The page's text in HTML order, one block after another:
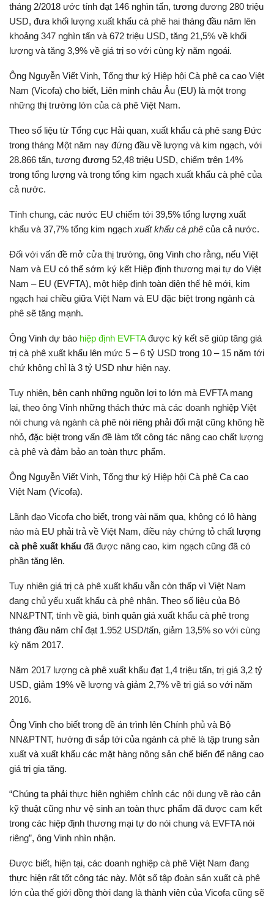
tháng 2/2018 ước tính đạt 146 nghìn tấn, tương đương 280 triệu
USD, đưa khối lượng xuất khẩu cà phê hai tháng đầu năm lên
khoảng 347 nghìn tấn và 672 triệu USD, tăng 21,5% về khối
lượng và tăng 3,9% về giá trị so với cùng kỳ năm ngoái.
Ông Nguyễn Viết Vinh, Tổng thư ký Hiệp hội Cà phê ca cao Việt
Nam (Vicofa) cho biết, Liên minh châu Âu (EU) là một trong
những thị trường lớn của cà phê Việt Nam.
Theo số liệu từ Tổng cục Hải quan, xuất khẩu cà phê sang Đức
trong tháng Một năm nay đứng đầu về lượng và kim ngạch, với
28.866 tấn, tương đương 52,48 triệu USD, chiếm trên 14%
trong tổng lượng và trong tổng kim ngạch xuất khẩu cà phê của
cả nước.
Tính chung, các nước EU chiếm tới 39,5% tổng lượng xuất
khẩu và 37,7% tổng kim ngạch xuất khẩu cà phê của cả nước.
Đối với vấn đề mở cửa thị trường, ông Vinh cho rằng, nếu Việt
Nam và EU có thể sớm ký kết Hiệp định thương mại tự do Việt
Nam – EU (EVFTA), một hiệp định toàn diện thế hệ mới, kim
ngạch hai chiều giữa Việt Nam và EU đặc biệt trong ngành cà
phê sẽ tăng mạnh.
Ông Vinh dự báo hiệp định EVFTAđược ký kết sẽ giúp tăng giá
trị cà phê xuất khẩu lên mức 5 – 6 tỷ USD trong 10 – 15 năm tới
chứ không chỉ là 3 tỷ USD như hiện nay.
Tuy nhiên, bên cạnh những nguồn lợi to lớn mà EVFTA mang
lại, theo ông Vinh những thách thức mà các doanh nghiệp Việt
nói chung và ngành cà phê nói riêng phải đối mặt cũng không hề
nhỏ, đặc biệt trong vấn đề làm tốt công tác nâng cao chất lượng
cà phê và đảm bảo an toàn thực phẩm.
Ông Nguyễn Viết Vinh, Tổng thư ký Hiệp hội Cà phê Ca cao
Việt Nam (Vicofa).
Lãnh đạo Vicofa cho biết, trong vài năm qua, không có lô hàng
nào mà EU phải trả về Việt Nam, điều này chứng tỏ chất lượng
cà phê xuất khẩu đã được nâng cao, kim ngạch cũng đã có
phần tăng lên.
Tuy nhiên giá trị cà phê xuất khẩu vẫn còn thấp vì Việt Nam
đang chủ yếu xuất khẩu cà phê nhân. Theo số liệu của Bộ
NN&PTNT, tính về giá, bình quân giá xuất khẩu cà phê trong
tháng đầu năm chỉ đạt 1.952 USD/tấn, giảm 13,5% so với cùng
kỳ năm 2017.
Năm 2017 lượng cà phê xuất khẩu đạt 1,4 triệu tấn, trị giá 3,2 tỷ
USD, giảm 19% về lượng và giảm 2,7% về trị giá so với năm
2016.
Ông Vinh cho biết trong đề án trình lên Chính phủ và Bộ
NN&PTNT, hướng đi sắp tới của ngành cà phê là tập trung sản
xuất và xuất khẩu các mặt hàng nông sản chế biến để nâng cao
giá trị gia tăng.
“Chúng ta phải thực hiện nghiêm chỉnh các nội dung về rào cản
kỹ thuật cũng như vệ sinh an toàn thực phẩm đã được cam kết
trong các hiệp định thương mại tự do nói chung và EVFTA nói
riêng”, ông Vinh nhìn nhận.
Được biết, hiện tại, các doanh nghiệp cà phê Việt Nam đang
thực hiện rất tốt công tác này. Một số tập đoàn sản xuất cà phê
lớn của thế giới đồng thời đang là thành viên của Vicofa cũng sẽ